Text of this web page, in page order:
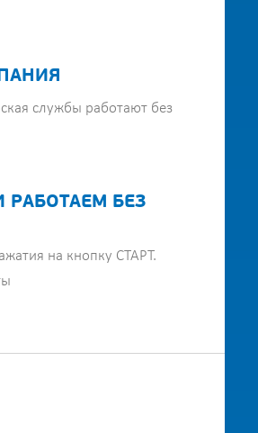
службы работают без
БЕЗ
на кнопку СТАРТ.